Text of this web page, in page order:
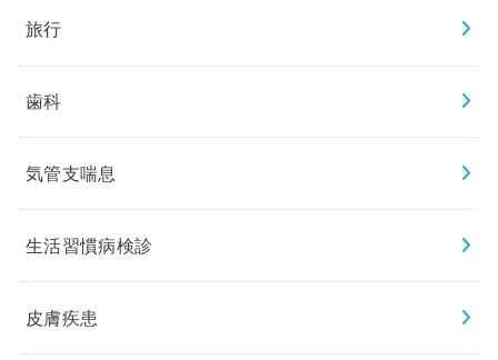
旅行
歯科
気管支喘息
生活習慣病検診
皮膚疾患